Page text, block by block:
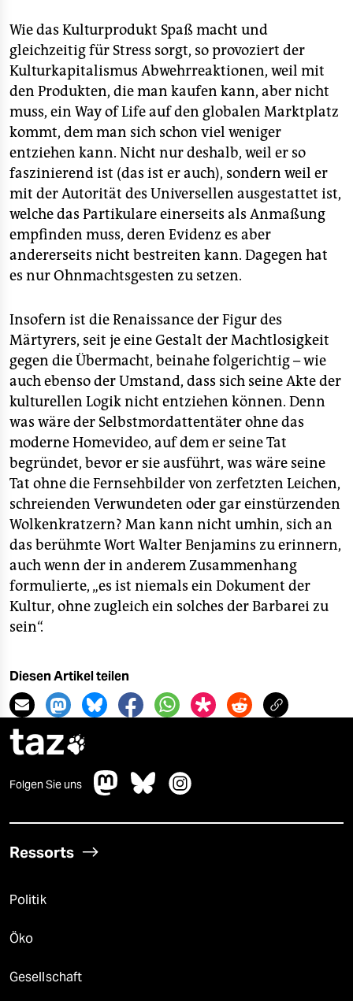
Wie das Kulturprodukt Spaß macht und
gleichzeitig für Stress sorgt, so provoziert der
Kulturkapitalismus Abwehrreaktionen, weil mit
den Produkten, die man kaufen kann, aber nicht
muss, ein Way of Life auf den globalen Marktplatz
kommt, dem man sich schon viel weniger
entziehen kann. Nicht nur deshalb, weil er so
faszinierend ist (das ist er auch), sondern weil er
mit der Autorität des Universellen ausgestattet ist,
welche das Partikulare einerseits als Anmaßung
empfinden muss, deren Evidenz es aber
andererseits nicht bestreiten kann. Dagegen hat
es nur Ohnmachtsgesten zu setzen.
Insofern ist die Renaissance der Figur des
Märtyrers, seit je eine Gestalt der Machtlosigkeit
gegen die Übermacht, beinahe folgerichtig – wie
auch ebenso der Umstand, dass sich seine Akte der
kulturellen Logik nicht entziehen können. Denn
was wäre der Selbstmordattentäter ohne das
moderne Homevideo, auf dem er seine Tat
begründet, bevor er sie ausführt, was wäre seine
Tat ohne die Fernsehbilder von zerfetzten Leichen,
schreienden Verwundeten oder gar einstürzenden
Wolkenkratzern? Man kann nicht umhin, sich an
das berühmte Wort Walter Benjamins zu erinnern,
auch wenn der in anderem Zusammenhang
formulierte, „es ist niemals ein Dokument der
Kultur, ohne zugleich ein solches der Barbarei zu
sein“.
Diesen Artikel teilen
taz
Folgen Sie uns
Ressorts
Politik
Öko
Gesellschaft